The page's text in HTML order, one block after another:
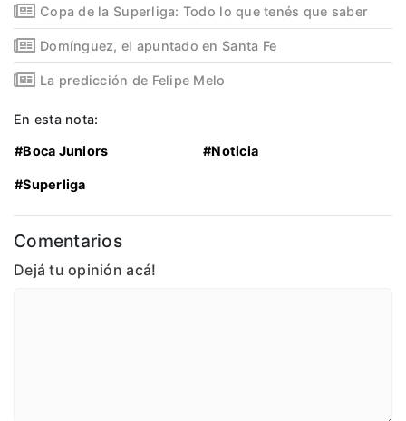
Copa de la Superliga: Todo lo que tenés que saber
Domínguez, el apuntado en Santa Fe
La predicción de Felipe Melo
En esta nota:
#Boca Juniors #Noticia
#Superliga
Comentarios
Dejá tu opinión acá!